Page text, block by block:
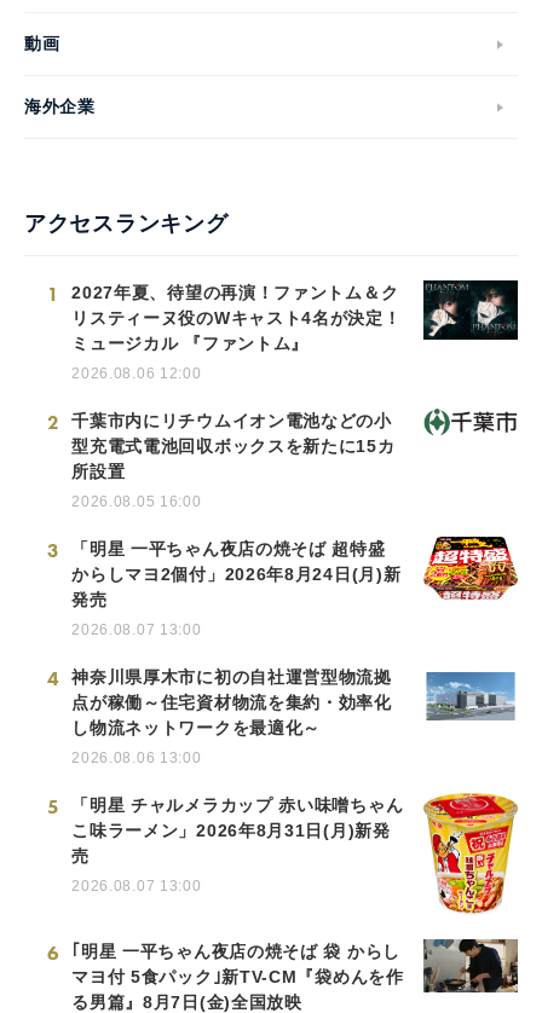
動画
海外企業
アクセスランキング
1
2027年夏、待望の再演！ファントム＆ク
リスティーヌ役のWキャスト4名が決定！
ミュージカル 『ファントム』
2026.08.06 12:00
2
千葉市内にリチウムイオン電池などの小
型充電式電池回収ボックスを新たに15カ
所設置
2026.08.05 16:00
3
「明星 一平ちゃん夜店の焼そば 超特盛
からしマヨ2個付」2026年8月24日(月)新
発売
2026.08.07 13:00
4
神奈川県厚木市に初の自社運営型物流拠
点が稼働～住宅資材物流を集約・効率化
し物流ネットワークを最適化～
2026.08.06 13:00
5
「明星 チャルメラカップ 赤い味噌ちゃん
こ味ラーメン」2026年8月31日(月)新発
売
2026.08.07 13:00
6
｢明星 一平ちゃん夜店の焼そば 袋 からし
マヨ付 5食パック｣新TV-CM『袋めんを作
る男篇』8月7日(金)全国放映